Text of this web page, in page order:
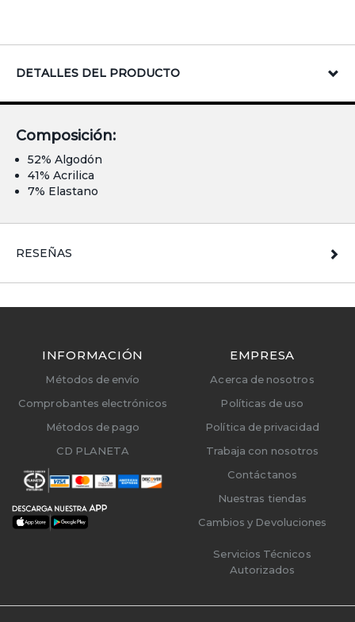
DETALLES DEL PRODUCTO
Composición:
52% Algodón
41% Acrilica
7% Elastano
RESEÑAS
INFORMACIÓN
Métodos de envío
Comprobantes electrónicos
Métodos de pago
CD PLANETA
EMPRESA
Acerca de nosotros
Políticas de uso
Política de privacidad
Trabaja con nosotros
Contáctanos
Nuestras tiendas
Cambios y Devoluciones
Servicios Técnicos
Autorizados